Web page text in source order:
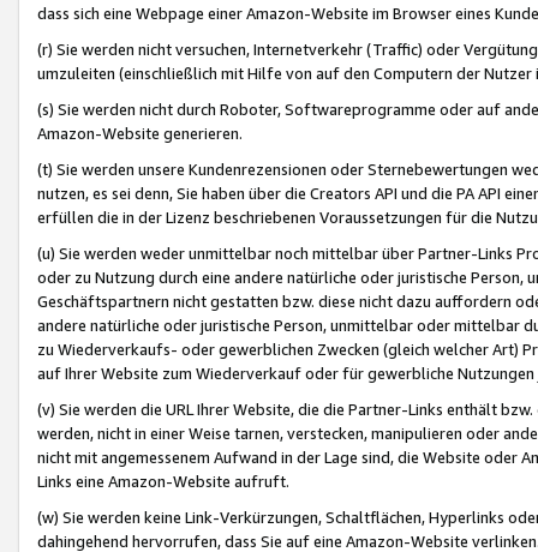
dass sich eine Webpage einer Amazon-Website im Browser eines
(r) Sie werden nicht versuchen, Internetverkehr (Traffic) oder
umzuleiten (einschließlich mit Hilfe von auf den Computern der
(s) Sie werden nicht durch Roboter, Softwareprogramme oder auf
Amazon-Website generieren.
(t) Sie werden unsere Kundenrezensionen oder Sternebewertungen
nutzen, es sei denn, Sie haben über die Creators API und die PA API
erfüllen die in der Lizenz beschriebenen Voraussetzungen für die
(u) Sie werden weder unmittelbar noch mittelbar über Partner-Links
oder zu Nutzung durch eine andere natürliche oder juristische
Geschäftspartnern nicht gestatten bzw. diese nicht dazu auffordern
andere natürliche oder juristische Person, unmittelbar oder mittelbar
zu Wiederverkaufs- oder gewerblichen Zwecken (gleich welcher Art)
auf Ihrer Website zum Wiederverkauf oder für gewerbliche
(v) Sie werden die URL Ihrer Website, die die Partner-Links enthält
werden, nicht in einer Weise tarnen, verstecken, manipulieren oder
nicht mit angemessenem Aufwand in der Lage sind, die Website oder
Links eine Amazon-Website aufruft.
(w) Sie werden keine Link-Verkürzungen, Schaltflächen, Hyperlinks
dahingehend hervorrufen, dass Sie auf eine Amazon-Website